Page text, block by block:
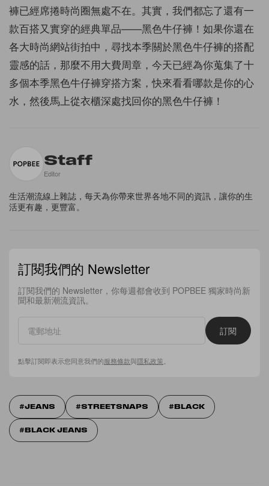
褲已經席捲時尚圈無處不在。其實，我們都忘了還有一
款百搭又實穿的經典單品——黑色牛仔褲！如果你還在
各大時尚網站街拍中，尋找本季關於黑色牛仔褲的搭配
靈感的話，那麼不用大費周章，今天已經為你蒐集了十
多個本季黑色牛仔褲穿搭方案，快來看看哪款是你的心
水，然後馬上從衣櫃深處找回你的黑色牛仔褲！
Staff
Editor
生活潮流線上雜誌，每天為你帶來世界各地不同的資訊，讓你的生
活更有趣，更豐富。
訂閱我們的 Newsletter
訂閱我們的 Newsletter，你每週都會收到 POPBEE 獨家時尚新
聞和最新潮流資訊。
訂閱
點擊訂閱即表示您同意我們的服務條款與隱私政策
JEANS STREETSNAPS BLACK
BLACK JEANS